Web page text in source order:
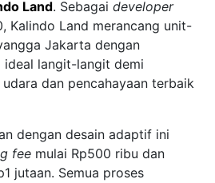
Land. Sebagai developer
Kalindo Land merancang unit-
Jakarta dengan
langit-langit demi
dan pencahayaan terbaik
dengan desain adaptif ini
fee mulai Rp500 ribu dan
jutaan. Semua proses